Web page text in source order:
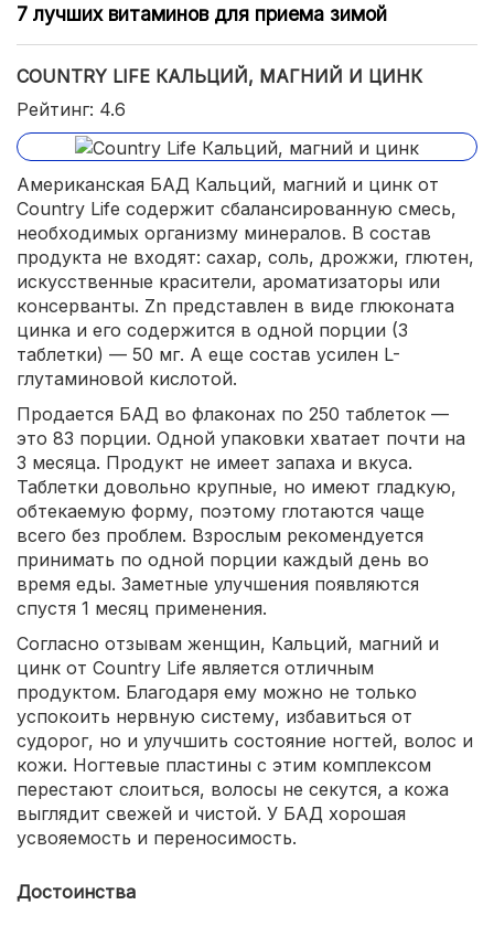
7 лучших витаминов для приема зимой
COUNTRY LIFE КАЛЬЦИЙ, МАГНИЙ И ЦИНК
Рейтинг: 4.6
Американская БАД Кальций, магний и цинк от
Country Life содержит сбалансированную смесь,
необходимых организму минералов. В состав
продукта не входят: сахар, соль, дрожжи, глютен,
искусственные красители, ароматизаторы или
консерванты. Zn представлен в виде глюконата
цинка и его содержится в одной порции (3
таблетки) — 50 мг. А еще состав усилен L-
глутаминовой кислотой.
Продается БАД во флаконах по 250 таблеток —
это 83 порции. Одной упаковки хватает почти на
3 месяца. Продукт не имеет запаха и вкуса.
Таблетки довольно крупные, но имеют гладкую,
обтекаемую форму, поэтому глотаются чаще
всего без проблем. Взрослым рекомендуется
принимать по одной порции каждый день во
время еды. Заметные улучшения появляются
спустя 1 месяц применения.
Согласно отзывам женщин, Кальций, магний и
цинк от Country Life является отличным
продуктом. Благодаря ему можно не только
успокоить нервную систему, избавиться от
судорог, но и улучшить состояние ногтей, волос и
кожи. Ногтевые пластины с этим комплексом
перестают слоиться, волосы не секутся, а кожа
выглядит свежей и чистой. У БАД хорошая
усвояемость и переносимость.
Достоинства